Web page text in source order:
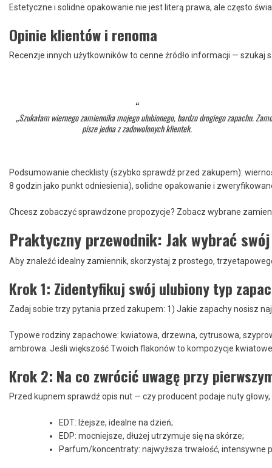
Estetyczne i solidne opakowanie nie jest literą prawa, ale często
Opinie klientów i renoma
Recenzje innych użytkowników to cenne źródło informacji —
„Szukałam wiernego zamiennika mojego ulubionego, bardzo drogiego zapachu.
pisze jedna z zadowolonych klientek.
Podsumowanie checklisty (szybko sprawdź przed zakupem):
8 godzin jako punkt odniesienia), solidne opakowanie i
Chcesz zobaczyć sprawdzone propozycje? Zobacz wybrane
Praktyczny przewodnik: Jak wybrać
Aby znaleźć idealny zamiennik, skorzystaj z prostego,
Krok 1: Zidentyfikuj swój ulubiony typ
Zadaj sobie trzy pytania przed zakupem: 1) Jakie zapachy nosisz
Typowe rodziny zapachowe: kwiatowa, drzewna, cytrusowa,
ambrowa. Jeśli większość Twoich flakonów to kompozycje
Krok 2: Na co zwrócić uwagę przy
Przed kupnem sprawdź opis nut — czy producent podaje nuty
EDT: lżejsze, idealne na dzień;
EDP: mocniejsze, dłużej utrzymuje się na skórze;
Parfum/koncentraty: najwyższa trwałość, intensywne